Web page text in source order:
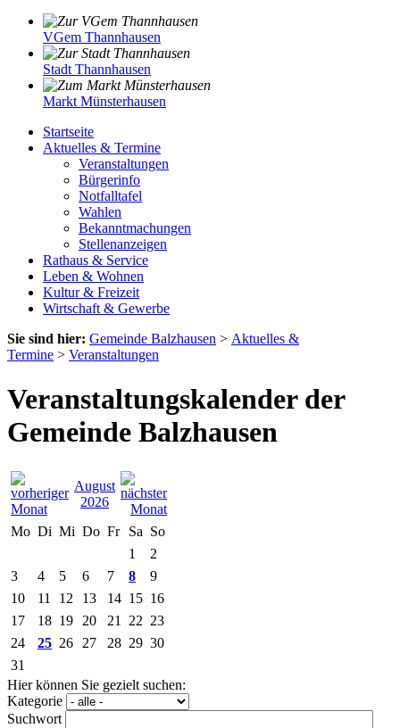
VGem Thannhausen
Stadt Thannhausen
Markt Münsterhausen
Startseite
Aktuelles & Termine
Veranstaltungen
Bürgerinfo
Notfalltafel
Wahlen
Bekanntmachungen
Stellenanzeigen
Rathaus & Service
Leben & Wohnen
Kultur & Freizeit
Wirtschaft & Gewerbe
Sie sind hier: Gemeinde Balzhausen > Aktuelles &
Termine > Veranstaltungen
Veranstaltungskalender der
Gemeinde Balzhausen
August
2026
Mo Di Mi Do Fr Sa So
1
2
3
4 5 6 7 8
9
10
11 12 13 14 15 16
17
18 19 20 21 22 23
24
25 26 27 28 29 30
31
Hier können Sie gezielt suchen:
Kategorie
Suchwort